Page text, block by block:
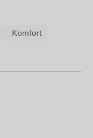
Komfort